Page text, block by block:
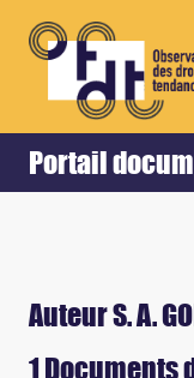
Portail
Accueil Retour
Auteur S. A.
1